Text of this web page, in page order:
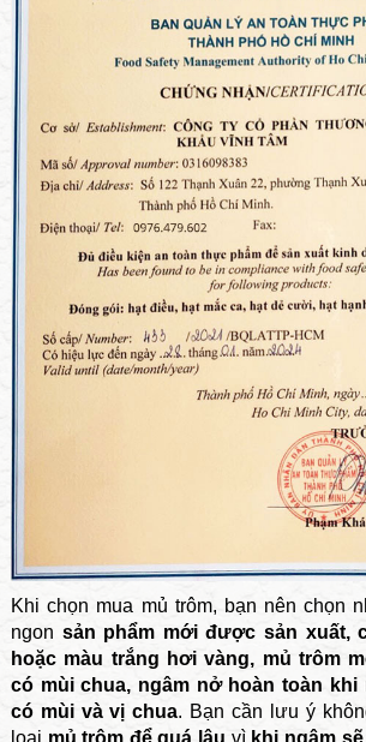
Khi chọn mua mủ trôm, bạn nên chọn
ngon sản phẩm mới được sản xuất,
hoặc màu trắng hơi vàng, mủ trôm
có mùi chua, ngâm nở hoàn toàn
có mùi và vị chua. Bạn cần lưu ý
loại mủ trôm để quá lâu vì khi ngâm